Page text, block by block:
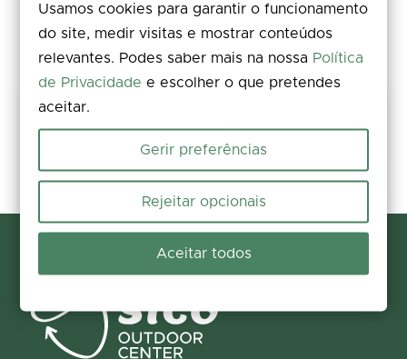
information for everyone.
Usamos cookies para garantir o funcionamento
do site, medir visitas e mostrar conteúdos
relevantes. Podes saber mais na nossa Política
de Privacidade e escolher o que pretendes
aceitar.
Gerir preferências
Rejeitar opcionais
Aceitar todos